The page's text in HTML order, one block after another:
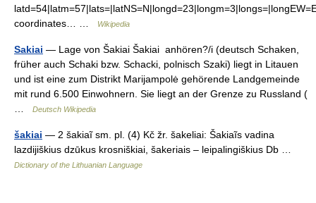
coordinates… …
Wikipedia
Sakiai — Lage von Šakiai Šakiai anhören?/i (deutsch Schaken,
früher auch Schaki bzw. Schacki, polnisch Szaki) liegt in Litauen
und ist eine zum Distrikt Marijampolė gehörende Landgemeinde
mit rund 6.500 Einwohnern. Sie liegt an der Grenze zu Russland (
Deutsch Wikipedia
šakiai — 2 šakiaĩ sm. pl. (4) Kč žr. šakeliai: Šakiaĩs vadina
lazdijiškius dzūkus krosniškiai, šakeriais – leipalingiškius Db …
Dictionary of the Lithuanian Language